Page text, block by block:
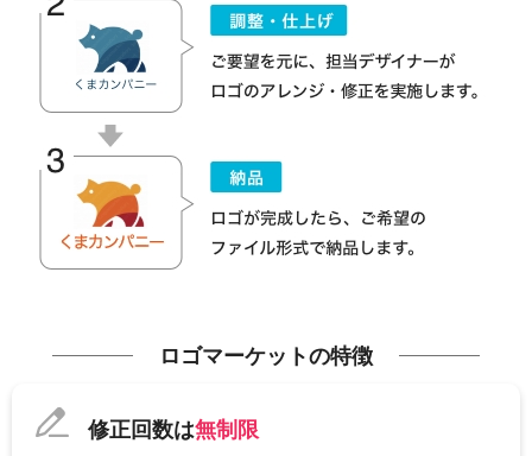
ロゴマーケットの特徴
修正回数は無制限